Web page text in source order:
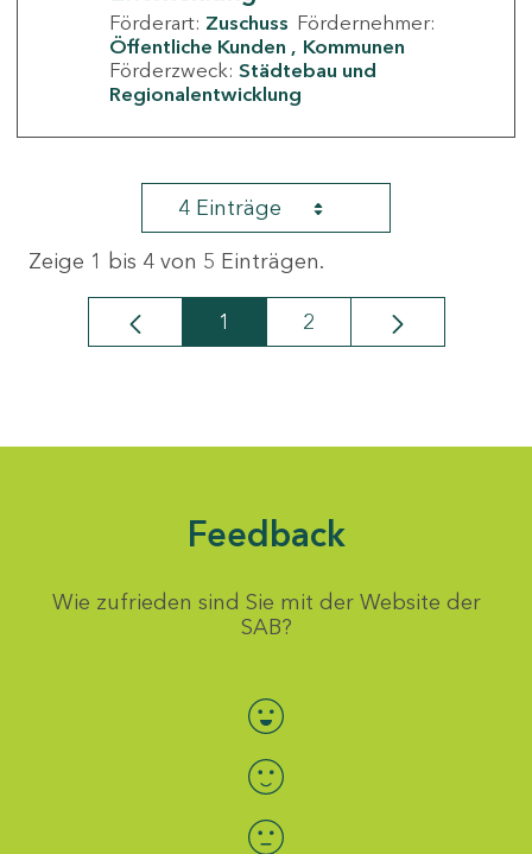
Förderart: Zuschuss Fördernehmer:
Öffentliche Kunden
Kommunen
Förderzweck: Städtebau und
Regionalentwicklung
4 Einträge
Zeige 1 bis 4 von 5 Einträgen.
Seite
1 Seite
2
Feedback
Wie zufrieden sind Sie mit der Website der
SAB?
Bewertung auswählen